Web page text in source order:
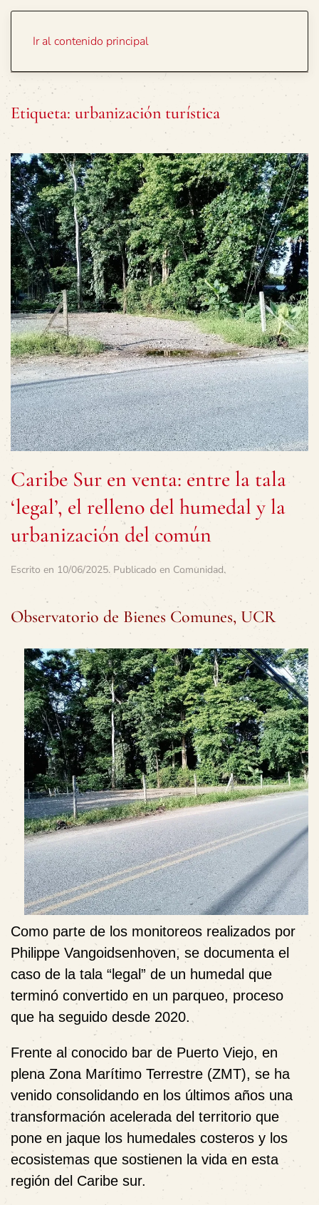
Ir al contenido principal
Etiqueta: urbanización turística
Caribe Sur en venta: entre la tala
‘legal’, el relleno del humedal y la
urbanización del común
Escrito en 10/06/2025. Publicado en Comunidad.
Observatorio de Bienes Comunes, UCR
Como parte de los monitoreos realizados por
Philippe Vangoidsenhoven, se documenta el
caso de la tala “legal” de un humedal que
terminó convertido en un parqueo, proceso
que ha seguido desde 2020.
Frente al conocido bar de Puerto Viejo, en
plena Zona Marítimo Terrestre (ZMT), se ha
venido consolidando en los últimos años una
transformación acelerada del territorio que
pone en jaque los humedales costeros y los
ecosistemas que sostienen la vida en esta
región del Caribe sur.